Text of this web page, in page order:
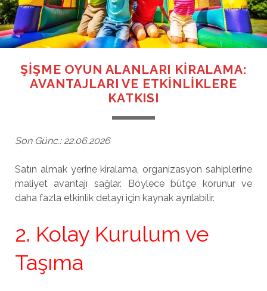
ŞIŞME OYUN ALANLARI KIRALAMA:
AVANTAJLARI VE ETKINLIKLERE
KATKISI
Son Günc.: 22.06.2026
Satın almak yerine kiralama, organizasyon sahiplerine
maliyet avantajı sağlar. Böylece bütçe korunur ve
daha fazla etkinlik detayı için kaynak ayrılabilir.
2. Kolay Kurulum ve
Taşıma